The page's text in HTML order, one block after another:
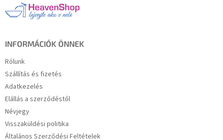
INFORMÁCIÓK ÖNNEK
Rólunk
Szállítás és fizetés
Adatkezelés
Elállás a szerződéstől
Névjegy
Visszaküldési politika
Általános Szerződési Feltételek